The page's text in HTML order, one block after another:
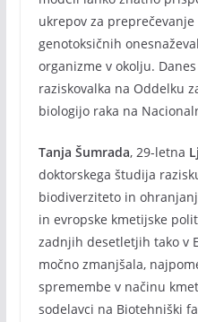
ukrepov za
genotoksičnih
organizme v okolju.
raziskovalka na Oddelku
biologijo raka na
Tanja Šumrada, 29-letna
doktorskega študija
biodiverziteto in
in evropske kmetijske
zadnjih desetletjih tako v
močno zmanjšala,
spremembe v načinu
sodelavci na Biotehniški